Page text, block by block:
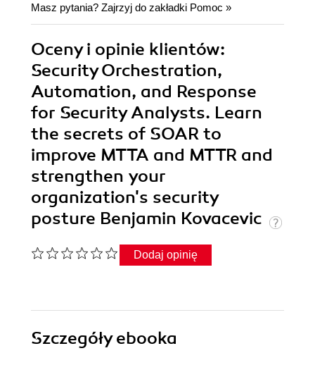
Masz pytania? Zajrzyj do zakładki Pomoc »
Oceny i opinie klientów:
Security Orchestration,
Automation, and Response
for Security Analysts. Learn
the secrets of SOAR to
improve MTTA and MTTR and
strengthen your
organization's security
posture Benjamin Kovacevic
Dodaj opinię
Szczegółyebooka